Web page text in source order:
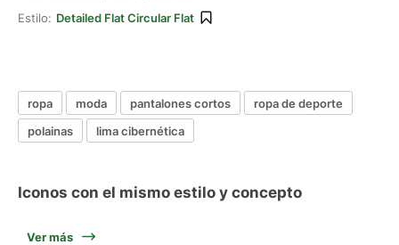
Estilo: Detailed Flat Circular Flat
ropa moda pantalones cortos
ropa de deporte
polainas
lima cibernética
Iconos con el mismo estilo y concepto
Ver más